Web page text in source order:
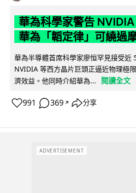
華為科學家警告
華為「韜定律」可繞過
華為半導體首席科學家廖恒罕見接受近
NVIDIA 等西方晶片巨頭正逼近物理極
濟效益。他同時介紹華為...
閱讀全文
991 369 ↗ 分享
ADVERTISEMENT